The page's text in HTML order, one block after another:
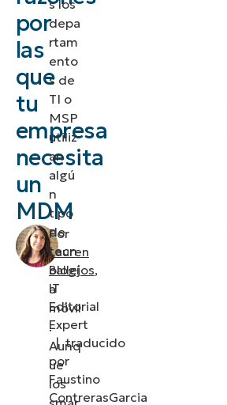
por
las
que
tu
empresa
necesita
un
MDM
Por
Lauren
Ballejos,
IT
Editorial
Expert
|traducido
por
Faustino
ContrerasGarcia
móviles
dispositivos
Gestión de
dispositivos
(MDM) y
s los
depa
rtam
ento
s de
TI o
MSP
utiliz
an
algú
n
tipo
de
tecn
ologí
a
móvil
.
Aunq
ue
los